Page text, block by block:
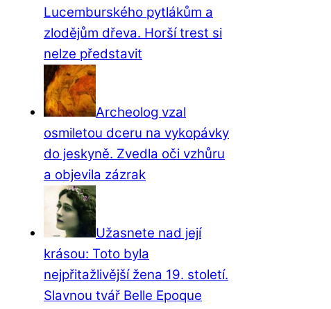
Lucemburského pytlákům a
zlodějům dřeva. Horší trest si
nelze představit
Archeolog vzal
osmiletou dceru na vykopávky
do jeskyně. Zvedla oči vzhůru
a objevila zázrak
Užasnete nad její
krásou: Toto byla
nejpřitažlivější žena 19. století.
Slavnou tvář Belle Epoque